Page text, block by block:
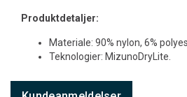
Produktdetaljer:
Materiale: 90% nylon, 6%
Teknologier: MizunoDryLite.